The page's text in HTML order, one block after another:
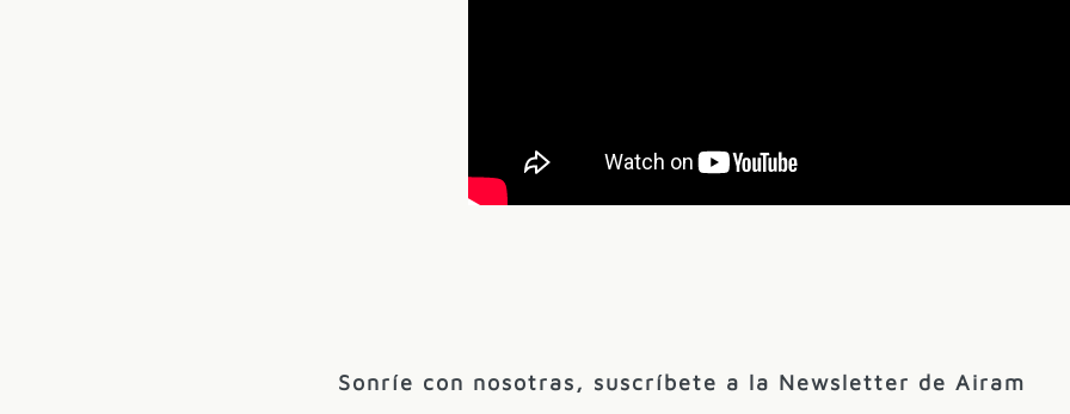
Sonríe con nosotras, suscríbete a la Newsletter de Airam